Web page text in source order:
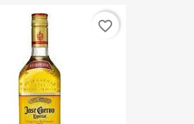
favorite_border